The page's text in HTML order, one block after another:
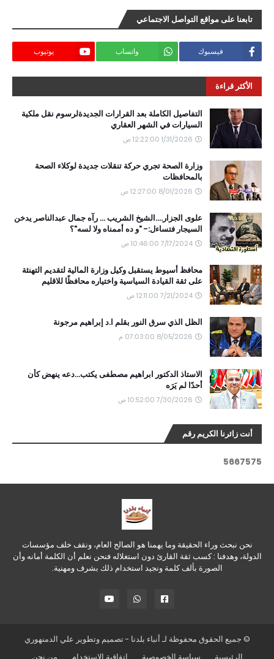
تابعنا على مواقع التواصل الاجتماعي
فيسبوك واتساب يوتيوب
الأكثر قراءة
التفاصيل الكاملة بعد القرارات الجديدةلرسوم نقل ملكية
السيارات في الشهر العقاري
1/31/2026 12:22:00 ص
وزارة الصحة تجري حركة تنقلات جديدة لوكلاء الصحة
بالمحافظات
8/01/2026 12:27:00 ص
علوى الجزار....الشيخ الشريب ... رآه جمال عبدالناصر يدخن
السيجار فتساءل:- "و ده أممناه ولا لسه"؟
7/17/2024 10:46:00 ص
محافظ أسيوط يستقبل وكيل وزارة المالية لتقديم التهنئة
على ثقة القيادة السياسية واختياره محافظًا للاقليم
7/21/2024 12:11:00 ص
الظل الذي سرق النور بقلم ا.د إبراهيم مرجونة
8/05/2026 07:03:00 م
الاستاذ الدكتور ابراهيم مصطفى يكتب...دعه ينهض كأن
أحدًا لم يَرَه
7/30/2026 10:52:00 ص
أنت زائرنا الكريم رقم
5667575
نحن نبحث وراء الحقيقة وما يهمنا هو الصالح العام، ونقف خلف مؤسسات
الدولة، وهدفنا : كسب ثقة القارئ دون استغلاله فنحن نعلم أن الكلمة أمانه وأن
الصورة بألف كلمة ونجيد استخدام ذلك بشرف ومهنية.
© جميع الحقوق محفوظة لـ أنباء بلدنا - تصميم وتطوير علي الدمنهوري